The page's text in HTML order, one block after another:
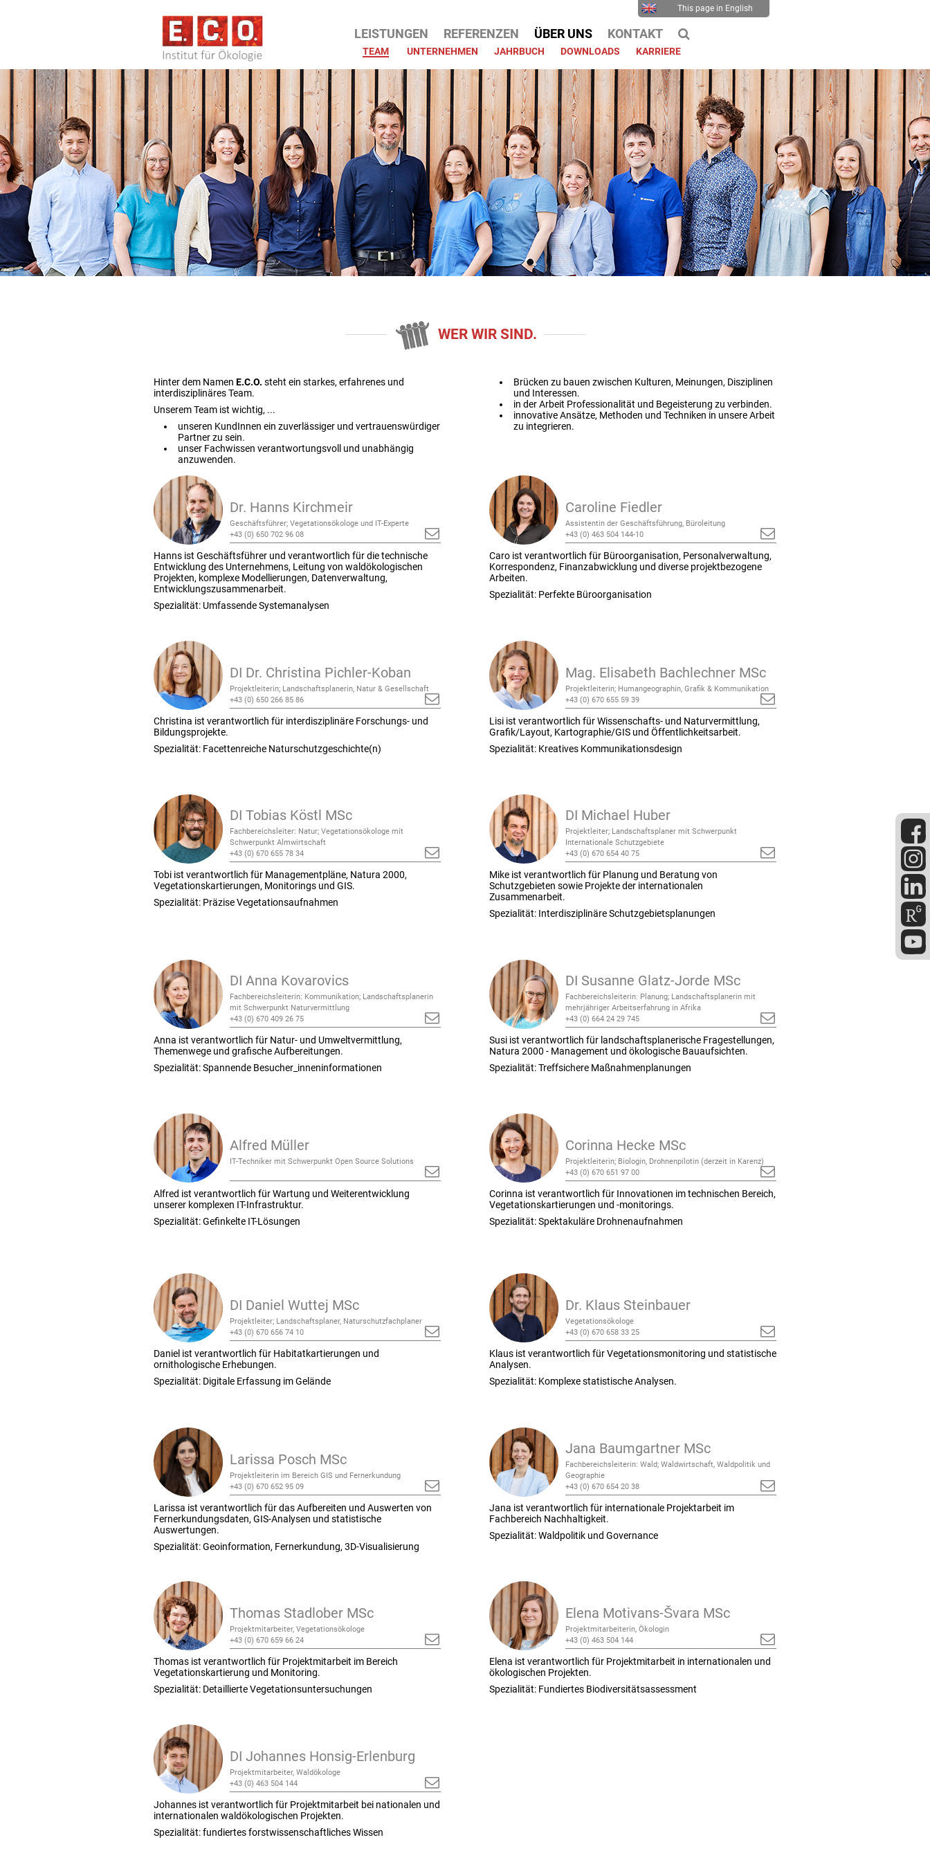
This page in English
LEISTUNGEN REFERENZEN ÜBER UNS
TEAM UNTERNEHMEN JAHRBUCH DOWNLOADS KARRIERE
KONTAKT
WER WIR SIND.
Hinter dem Namen E.C.O. steht ein starkes, erfahrenes und
interdisziplinäres Team.
Unserem Team ist wichtig, ...
unseren KundInnen ein zuverlässiger und vertrauenswürdiger
Partner zu sein.
unser Fachwissen verantwortungsvoll und unabhängig
anzuwenden.
Brücken zu bauen zwischen Kulturen, Meinungen, Disziplinen
und Interessen.
in der Arbeit Professionalität und Begeisterung zu verbinden.
innovative Ansätze, Methoden und Techniken in unsere Arbeit
zu integrieren.
Dr. Hanns Kirchmeir
Geschäftsführer; Vegetationsökologe und IT-Experte
+43 (0) 650 702 96 08
Hanns ist Geschäftsführer und verantwortlich für die technische
Entwicklung des Unternehmens, Leitung von waldökologischen
Projekten, komplexe Modellierungen, Datenverwaltung,
Entwicklungszusammenarbeit.
Spezialität: Umfassende Systemanalysen
Caroline Fiedler
Assistentin der Geschäftsführung, Büroleitung
+43 (0) 463 504 144-10
Caro ist verantwortlich für Büroorganisation, Personalverwaltung,
Korrespondenz, Finanzabwicklung und diverse projektbezogene
Arbeiten.
Spezialität: Perfekte Büroorganisation
DI Dr. Christina Pichler-Koban
Projektleiterin; Landschaftsplanerin, Natur & Gesellschaft
+43 (0) 650 266 85 86
Christina ist verantwortlich für interdisziplinäre Forschungs- und
Bildungsprojekte.
Spezialität: Facettenreiche Naturschutzgeschichte(n)
Mag. Elisabeth Bachlechner MSc
Projektleiterin; Humangeographin, Grafik & Kommunikation
+43 (0) 670 655 59 39
Lisi ist verantwortlich für Wissenschafts- und Naturvermittlung,
Grafik/Layout, Kartographie/GIS und Öffentlichkeitsarbeit.
Spezialität: Kreatives Kommunikationsdesign
DI Tobias Köstl MSc
Fachbereichsleiter: Natur; Vegetationsökologe mit
Schwerpunkt Almwirtschaft
+43 (0) 670 655 78 34
Tobi ist verantwortlich für Managementpläne, Natura 2000,
Vegetationskartierungen, Monitorings und GIS.
Spezialität: Präzise Vegetationsaufnahmen
DI Michael Huber
Projektleiter; Landschaftsplaner mit Schwerpunkt
Internationale Schutzgebiete
+43 (0) 670 654 40 75
Mike ist verantwortlich für Planung und Beratung von
Schutzgebieten sowie Projekte der internationalen
Zusammenarbeit.
Spezialität: Interdisziplinäre Schutzgebietsplanungen
DI Anna Kovarovics
Fachbereichsleiterin: Kommunikation; Landschaftsplanerin
mit Schwerpunkt Naturvermittlung
+43 (0) 670 409 26 75
Anna ist verantwortlich für Natur- und Umweltvermittlung,
Themenwege und grafische Aufbereitungen.
Spezialität: Spannende Besucher_inneninformationen
DI Susanne Glatz-Jorde MSc
Fachbereichsleiterin: Planung; Landschaftsplanerin mit
mehrjähriger Arbeitserfahrung in Afrika
+43 (0) 664 24 29 745
Susi ist verantwortlich für landschaftsplanerische Fragestellungen,
Natura 2000 - Management und ökologische Bauaufsichten.
Spezialität: Treffsichere Maßnahmenplanungen
Alfred Müller
IT-Techniker mit Schwerpunkt Open Source Solutions
Alfred ist verantwortlich für Wartung und Weiterentwicklung
unserer komplexen IT-Infrastruktur.
Spezialität: Gefinkelte IT-Lösungen
Corinna Hecke MSc
Projektleiterin; Biologin, Drohnenpilotin (derzeit in Karenz)
+43 (0) 670 651 97 00
Corinna ist verantwortlich für Innovationen im technischen Bereich,
Vegetationskartierungen und -monitorings.
Spezialität: Spektakuläre Drohnenaufnahmen
DI Daniel Wuttej MSc
Projektleiter; Landschaftsplaner, Naturschutzfachplaner
+43 (0) 670 656 74 10
Daniel ist verantwortlich für Habitatkartierungen und
ornithologische Erhebungen.
Spezialität: Digitale Erfassung im Gelände
Dr. Klaus Steinbauer
Vegetationsökologe
+43 (0) 670 658 33 25
Klaus ist verantwortlich für Vegetationsmonitoring und statistische
Analysen.
Spezialität: Komplexe statistische Analysen.
Larissa Posch MSc
Projektleiterin im Bereich GIS und Fernerkundung
+43 (0) 670 652 95 09
Larissa ist verantwortlich fürdas Aufbereiten und Auswerten von
Fernerkundungsdaten, GIS-Analysen und statistische
Auswertungen.
Spezialität:Geoinformation, Fernerkundung, 3D-Visualisierung
Jana Baumgartner MSc
Fachbereichsleiterin: Wald; Waldwirtschaft, Waldpolitik und
Geographie
+43 (0) 670 654 20 38
Jana ist verantwortlich für internationale Projektarbeit im
Fachbereich Nachhaltigkeit.
Spezialität: Waldpolitik und Governance
Thomas Stadlober MSc
Projektmitarbeiter, Vegetationsökologe
+43 (0) 670 659 66 24
Thomas ist verantwortlich für Projektmitarbeit im Bereich
Vegetationskartierung und Monitoring.
Spezialität: Detaillierte Vegetationsuntersuchungen
Elena Motivans-Švara MSc
Projektmitarbeiterin, Ökologin
+43 (0) 463 504 144
Elena ist verantwortlich für Projektmitarbeit in internationalen und
ökologischen Projekten.
Spezialität: Fundiertes Biodiversitätsassessment
DI Johannes Honsig-Erlenburg
Projektmitarbeiter, Waldökologe
+43 (0) 463 504 144
Johannes ist verantwortlich für Projektmitarbeit bei nationalen und
internationalen waldökologischen Projekten.
Spezialität: fundiertes forstwissenschaftliches Wissen